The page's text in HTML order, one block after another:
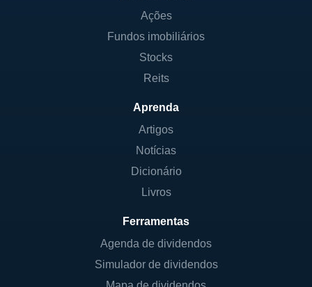
Ações
Fundos imobiliários
Stocks
Reits
Aprenda
Artigos
Notícias
Dicionário
Livros
Ferramentas
Agenda de dividendos
Simulador de dividendos